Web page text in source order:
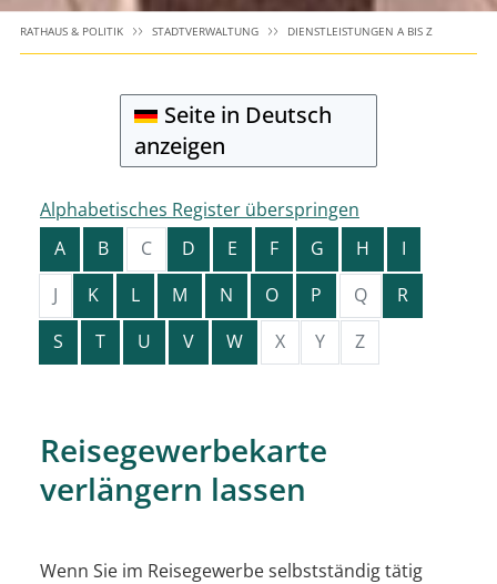
RATHAUS & POLITIK STADTVERWALTUNG DIENSTLEISTUNGEN A BIS Z
Seite in Deutsch
anzeigen
Alphabetisches Register überspringen
A
B C D E F G H
I
J
K L M N O P Q
R
S
T U V W X Y Z
Reisegewerbekarte
verlängern lassen
Wenn Sie im Reisegewerbe selbstständig tätig